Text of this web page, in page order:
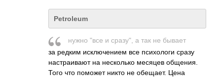
Petroleum
нужно "все и сразу", а так не бывает
за редким исключением все психологи сразу
настраивают на несколько месяцев общения.
Того что поможет никто не обещает. Цена